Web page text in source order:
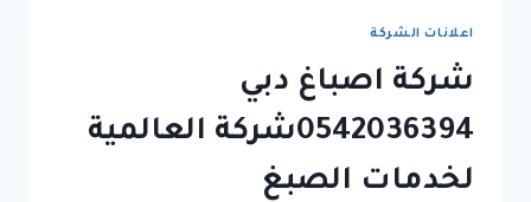
اعلانات الشركة
شركة اصباغ دبي
0542036394شركة العالمية
لخدمات الصبغ